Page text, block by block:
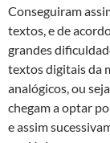
Conseguiram
textos, e de
grandes
textos digitais da
analógicos, ou
chegam a optar
e assim